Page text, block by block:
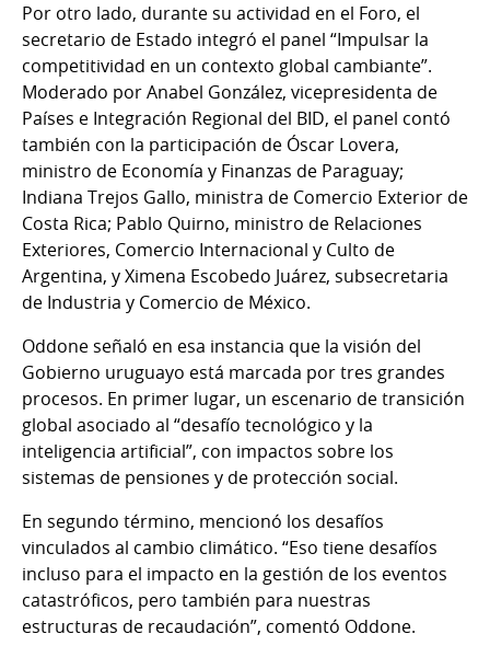
Por otro lado, durante su actividad en el Foro, el
secretario de Estado integró el panel “Impulsar la
competitividad en un contexto global cambiante”.
Moderado por Anabel González, vicepresidenta de
Países e Integración Regional del BID, el panel contó
también con la participación de Óscar Lovera,
ministro de Economía y Finanzas de Paraguay;
Indiana Trejos Gallo, ministra de Comercio Exterior de
Costa Rica; Pablo Quirno, ministro de Relaciones
Exteriores, Comercio Internacional y Culto de
Argentina, y Ximena Escobedo Juárez, subsecretaria
de Industria y Comercio de México.
Oddone señaló en esa instancia que la visión del
Gobierno uruguayo está marcada por tres grandes
procesos. En primer lugar, un escenario de transición
global asociado al “desafío tecnológico y la
inteligencia artificial”, con impactos sobre los
sistemas de pensiones y de protección social.
En segundo término, mencionó los desafíos
vinculados al cambio climático. “Eso tiene desafíos
incluso para el impacto en la gestión de los eventos
catastróficos, pero también para nuestras
estructuras de recaudación”, comentó Oddone.